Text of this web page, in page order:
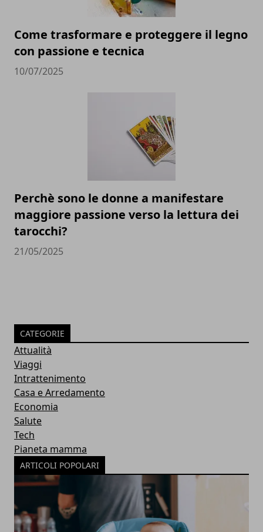
Come trasformare e proteggere il legno
con passione e tecnica
10/07/2025
Perchè sono le donne a manifestare
maggiore passione verso la lettura dei
tarocchi?
21/05/2025
CATEGORIE
Attualità
Viaggi
Intrattenimento
Casa e Arredamento
Economia
Salute
Tech
Pianeta mamma
ARTICOLI POPOLARI